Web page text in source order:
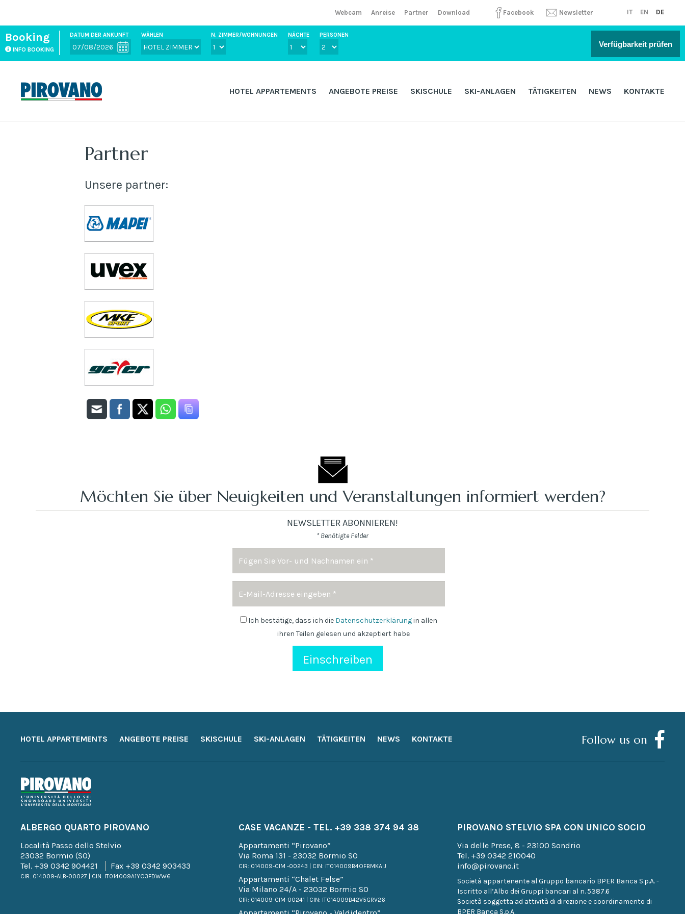
IT EN DE
Facebook Newsletter
Webcam Anreise Partner Download
Booking
INFO BOOKING
DATUM DER ANKUNFT WÄHLEN N. ZIMMER/WOHNUNGEN NÄCHTE PERSONEN
Verfügbarkeit prüfen
HOTEL APPARTEMENTS ANGEBOTE PREISE SKISCHULE SKI-ANLAGEN TÄTIGKEITEN NEWS KONTAKTE
Partner
Unsere partner:
Möchten Sie über Neuigkeiten und Veranstaltungen informiert werden?
NEWSLETTER ABONNIEREN!
* Benötigte Felder
und
Nachname
Newsletter
Ich bestätige, dass ich die Datenschutzerklärungin allen
ihren Teilen gelesen und akzeptiert habe
Follow us on
HOTEL APPARTEMENTS ANGEBOTE PREISE SKISCHULE SKI-ANLAGEN TÄTIGKEITEN NEWS KONTAKTE
ALBERGO QUARTO PIROVANO
Località Passo dello Stelvio
23032 Bormio (SO)
Tel. +39 0342 904421 Fax +39 0342 903433
CIR: 014009-ALB-00027 | CIN: IT014009A1YO3FDWW6
CASE VACANZE - TEL. +39 338 374 94 38
Appartamenti “Pirovano”
Via Roma 131 - 23032 Bormio SO
CIR: 014009-CIM -00243 | CIN: IT014009B4OFBMKAIJ
Appartamenti “Chalet Felse”
Via Milano 24/A - 23032 Bormio SO
CIR: 014009-CIM-00241 | CIN: IT014009B42V5GRV26
PIROVANO STELVIO SPA CON UNICO SOCIO
Via delle Prese, 8 - 23100 Sondrio
Tel. +39 0342 210040
info@pirovano.it
Società appartenente al Gruppo bancario BPER Banca S.p.A. -
Iscritto all’Albo dei Gruppi bancari al n. 5387.6
Società soggetta ad attività di direzione e coordinamento di
BPER Banca S.p.A.